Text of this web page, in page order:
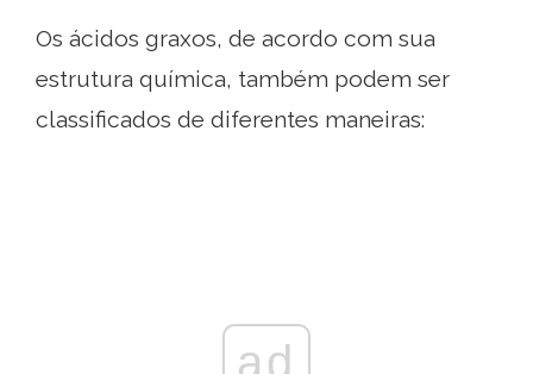
Os ácidos graxos, de acordo com sua
estrutura química, também podem ser
classificados de diferentes maneiras:
ad